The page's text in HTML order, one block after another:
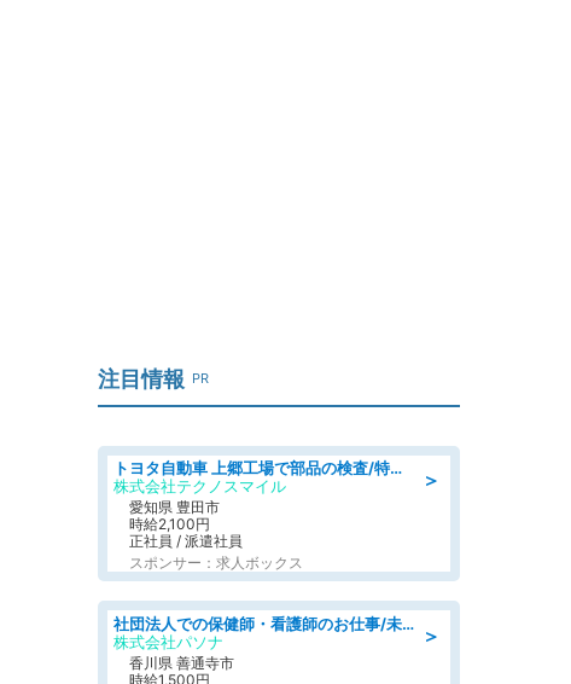
注目情報 PR
＞
トヨタ自動車 上郷工場で部品の検査/特典168万/tutumi
株式会社テクノスマイル
愛知県 豊田市
時給2,100円
正社員 / 派遣社員
スポンサー：求人ボックス
＞
社団法人での保健師・看護師のお仕事/未経験OK/要資格:普通免許、保健師、正看護師
株式会社パソナ
香川県 善通寺市
時給1,500円